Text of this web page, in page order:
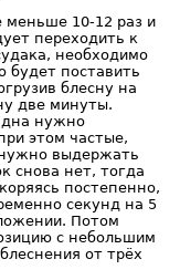
меньше 10-12 раз и
переходить к
необходимо
будет поставить
блесну на
две минуты.
дна нужно
этом частые,
выдержать
снова нет, тогда
постепенно,
секунд на 5
Потом
с небольшим
от трёх